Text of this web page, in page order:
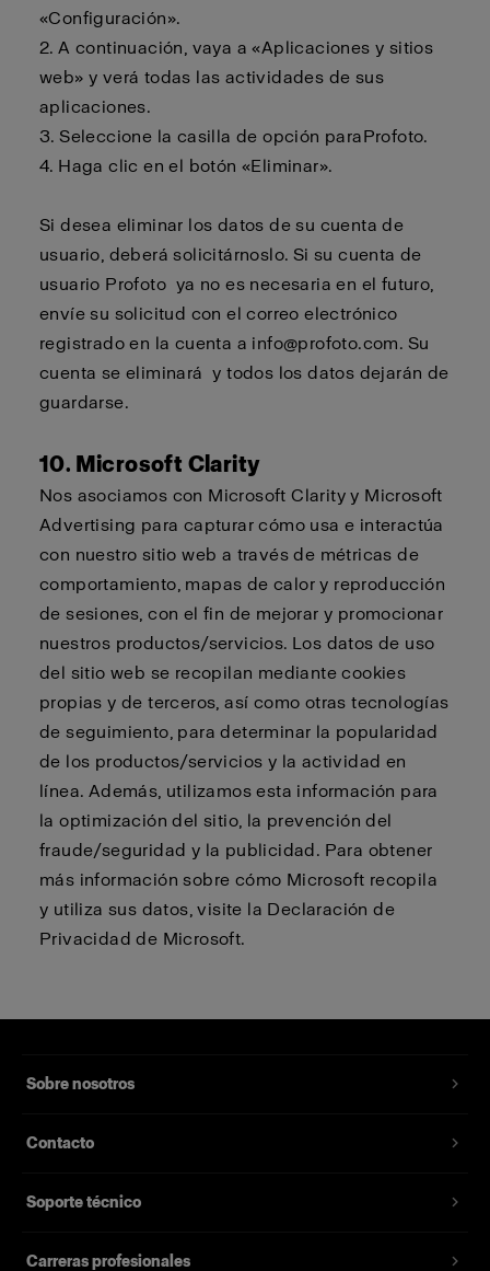
«Configuración».
2.A continuación, vaya a «Aplicaciones y sitios
web» y verá todas las actividades de sus
aplicaciones.
3. Seleccione la casilla de opción paraProfoto.
4. Haga clic en el botón «Eliminar».
Si desea eliminar los datos de su cuenta de
usuario, deberá solicitárnoslo. Si su cuenta de
usuario Profoto ya no es necesaria en el futuro,
envíe su solicitud con el correo electrónico
registrado en la cuenta a info@profoto.com. Su
cuenta seeliminará y todos los datos dejarán de
guardarse.
10. Microsoft Clarity
Nos asociamos con Microsoft Clarity y Microsoft
Advertising para capturar cómo usa e interactúa
con nuestro sitio web a través de métricas de
comportamiento, mapas de calor y reproducción
de sesiones, con el fin de mejorar y promocionar
nuestros productos/servicios. Los datos de uso
del sitio web se recopilan mediante cookies
propias y de terceros, así como otras tecnologías
de seguimiento, para determinar la popularidad
de los productos/servicios y la actividad en
línea. Además, utilizamos esta información para
la optimización del sitio, la prevención del
fraude/seguridad y la publicidad. Para obtener
más información sobre cómo Microsoft recopila
y utiliza sus datos, visite la Declaración de
Privacidad de Microsoft.
Sobre nosotros
Contacto
Soporte técnico
Carreras profesionales